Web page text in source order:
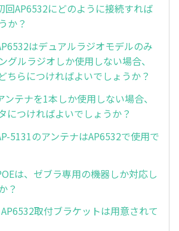
回AP6532にどのように接続すれば
か？
はデュアルラジオモデルのみ
グルラジオしか使用しない場合、
ちらにつければよいでしょうか？
ンテナを1本しか使用しない場合、
につければよいでしょうか？
5131のアンテナはAP6532で使用で
は、ゼブラ専用の機器しか対応し
？
取付ブラケットは用意されて